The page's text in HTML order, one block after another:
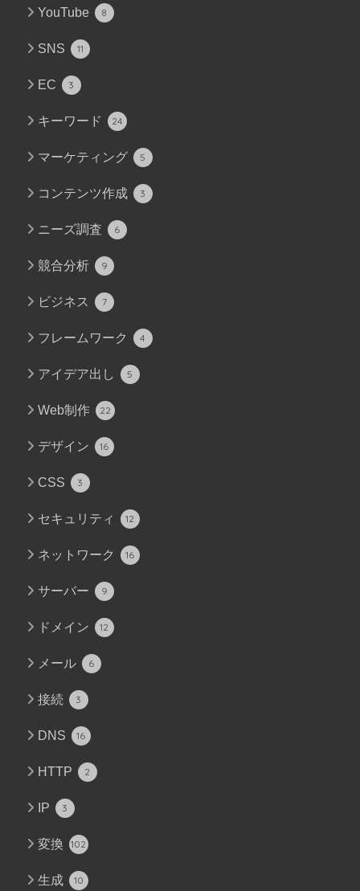
YouTube 8
SNS 11
EC 3
キーワード 24
マーケティング 5
コンテンツ作成 3
ニーズ調査 6
競合分析 9
ビジネス 7
フレームワーク 4
アイデア出し 5
Web制作 22
デザイン 16
CSS 3
セキュリティ 12
ネットワーク 16
サーバー 9
ドメイン 12
メール 6
接続 3
DNS 16
HTTP 2
IP 3
変換 102
生成 10